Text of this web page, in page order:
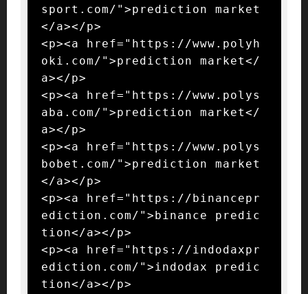
sport.com/">prediction market
</a></p>
<p><a href="https://www.polyh
oki.com/">prediction market</
a></p>
<p><a href="https://www.polys
aba.com/">prediction market</
a></p>
<p><a href="https://www.polys
bobet.com/">prediction market
</a></p>
<p><a href="https://binancepr
ediction.com/">binance predic
tion</a></p>
<p><a href="https://indodaxpr
ediction.com/">indodax predic
tion</a></p>